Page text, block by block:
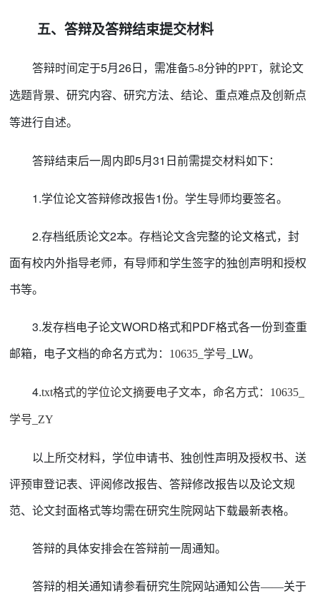
五、答辩及答辩结束提交材料
答辩时间定于5月26 日，需准备5-8分钟的PPT，就论文
选题背景、研究内容、研究方法、结论、重点难点及创新点
等进行自述。
答辩结束后一周内即5月31 日前需提交材料如下：
1.学位论文答辩修改报告1份。学生导师均要签名。
2.存档纸质论文2本。存档论文含完整的论文格式，封
面有校内外指导老师，有导师和学生签字的独创声明和授权
书等。
3.发存档电子论文WORD格式和PDF格式各一份到查重
邮箱，电子文档的命名方式为： 10635_ 学号 LW。
4.txt格式的学位论文摘要电子文本，命名方式： 10635_
学号 _ZY
以上所交材料，学位申请书、独创性声明及授权书、送
评预审登记表、评阅修改报告、答辩修改报告以及论文规
范、论文封面格式等均需在研究生院网站下载最新表格。
答辩的具体安排会在答辩前一周通知。
答辩的相关通知请参看研究生院网站通知公告——关于